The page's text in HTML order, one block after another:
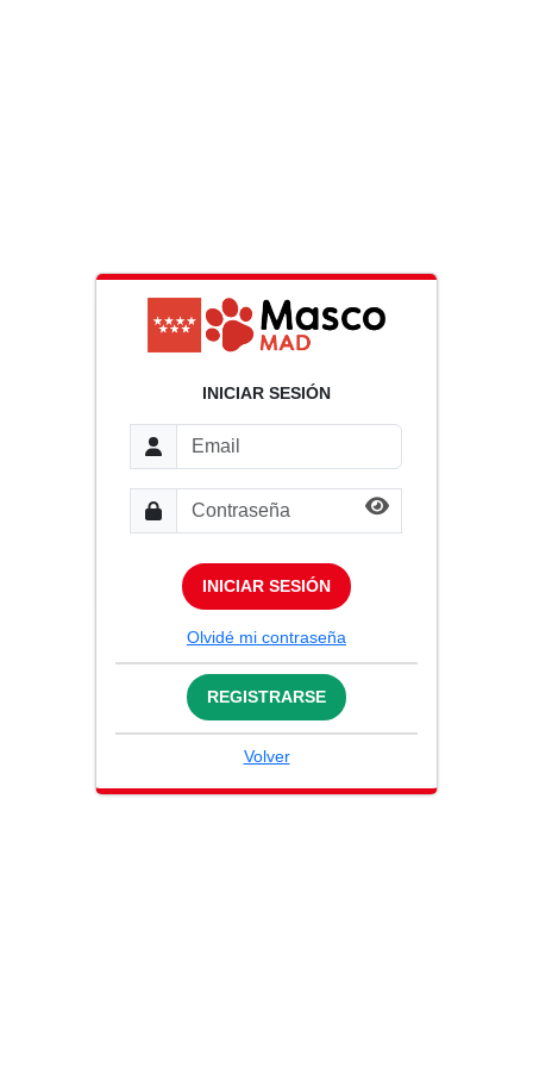
INICIAR SESIÓN
INICIAR SESIÓN
Olvidé mi contraseña
REGISTRARSE
Volver